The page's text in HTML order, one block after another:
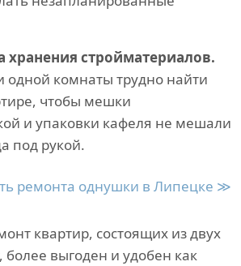
хранения стройматериалов.
одной комнаты трудно найти
чтобы мешки
и упаковки кафеля не мешали
под рукой.
ремонта однушки в Липецке ≫
квартир, состоящих из двух
более выгоден и удобен как